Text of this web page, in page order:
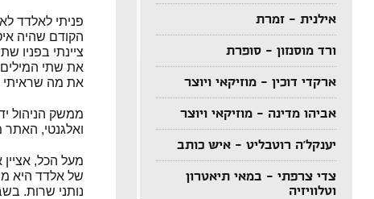
אילנית – זמרת
ורד מוסנזון – סופרת
ארקדי דוכין – מוזיקאי ויוצר
אביהו מדינה – מוזיקאי ויוצר
יענקל'ה רוטבליט – איש כותב
צדי צרפתי – במאי תיאטרון
וטלוויזיה
פניתי לאלדד
הקודם שהיה
ציינתי בפניו
את שתי המילים
את מה שראיתי
ממשק הניהול
ואלגנטי, האתר
מעל הכל,
של אלדד היא
נותני שרות.